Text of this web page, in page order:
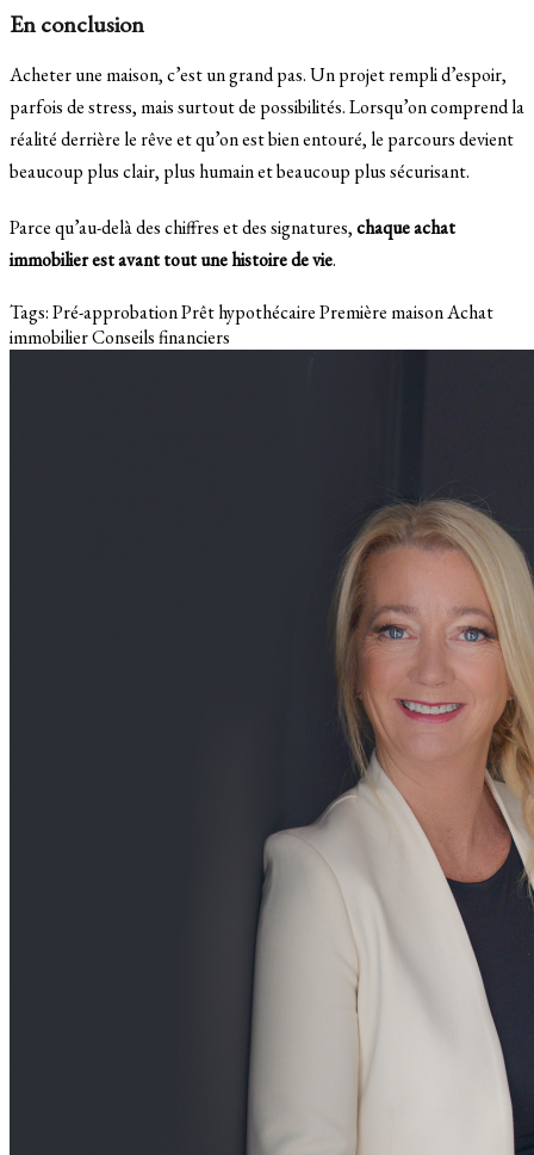
En conclusion
Acheter une maison, c’est un grand pas. Un projet rempli d’espoir,
parfois de stress, mais surtout de possibilités. Lorsqu’on comprend la
réalité derrière le rêve et qu’on est bien entouré, le parcours devient
beaucoup plus clair, plus humain et beaucoup plus sécurisant.
Parce qu’au-delà des chiffres et des signatures,chaque achat
immobilier est avant tout une histoire de vie.
Tags:Pré-approbationPrêt hypothécairePremière maisonAchat
immobilierConseils financiers